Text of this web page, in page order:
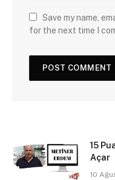
Save my name,
for the next time I
15
Açar
10